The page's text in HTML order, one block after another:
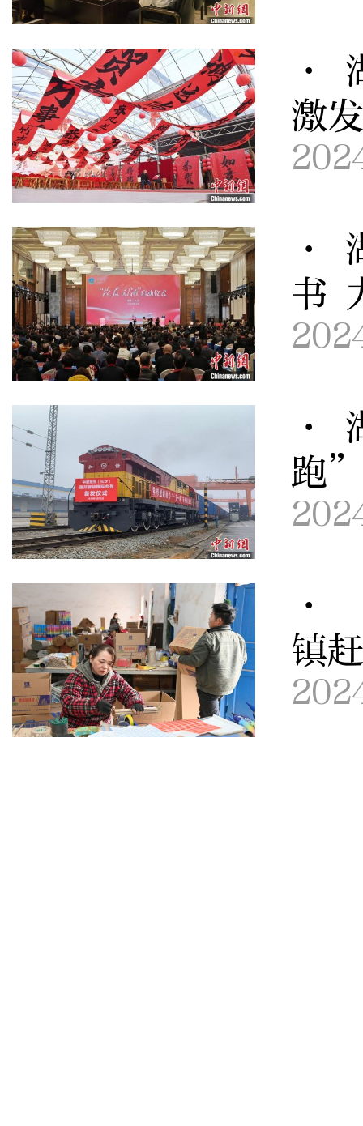
·
激
·
书
·
跑”
·
镇